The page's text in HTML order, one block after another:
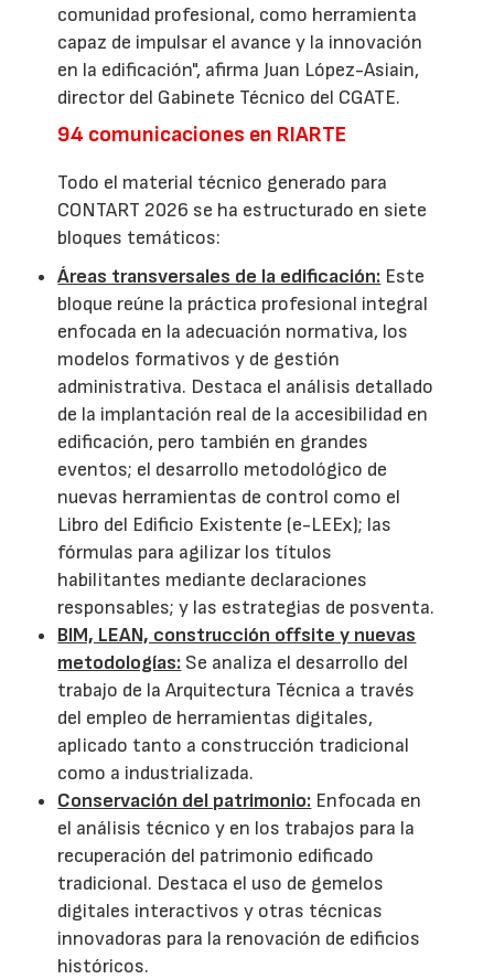
comunidad profesional, como herramienta
capaz de impulsar el avance y la innovación
en la edificación", afirma Juan López-Asiain,
director del Gabinete Técnico del CGATE.
94 comunicaciones en RIARTE
Todo el material técnico generado para
CONTART 2026 se ha estructurado en siete
bloques temáticos:
Áreas transversales de la edificación: Este
bloque reúne la práctica profesional integral
enfocada en la adecuación normativa, los
modelos formativos y de gestión
administrativa. Destaca el análisis detallado
de la implantación real de la accesibilidad en
edificación, pero también en grandes
eventos; el desarrollo metodológico de
nuevas herramientas de control como el
Libro del Edificio Existente (e-LEEx); las
fórmulas para agilizar los títulos
habilitantes mediante declaraciones
responsables; y las estrategias de posventa.
BIM, LEAN, construcción offsite y nuevas
metodologías: Se analiza el desarrollo del
trabajo de la Arquitectura Técnica a través
del empleo de herramientas digitales,
aplicado tanto a construcción tradicional
como a industrializada.
Conservación del patrimonio: Enfocada en
el análisis técnico y en los trabajos para la
recuperación del patrimonio edificado
tradicional. Destaca el uso de gemelos
digitales interactivos y otras técnicas
innovadoras para la renovación de edificios
históricos.